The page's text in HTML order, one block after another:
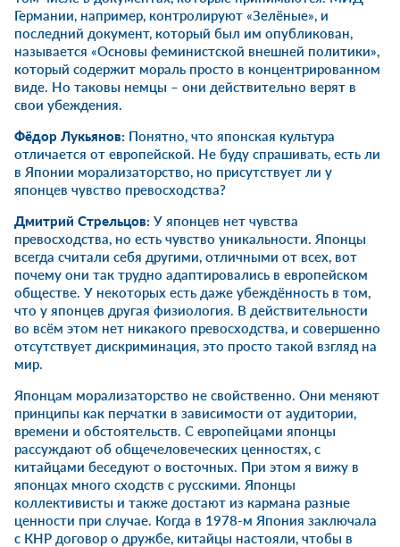
Германии, например, контролируют «Зелёные», и
последний документ, который был им опубликован,
называется «Основы феминистской внешней политики»,
который содержит мораль просто в концентрированном
виде. Но таковы немцы – они действительно верят в
свои убеждения.
Фёдор Лукьянов: Понятно, что японская культура
отличается от европейской. Не буду спрашивать, есть ли
в Японии морализаторство, но присутствует ли у
японцев чувство превосходства?
Дмитрий Стрельцов: У японцев нет чувства
превосходства, но есть чувство уникальности. Японцы
всегда считали себя другими, отличными от всех, вот
почему они так трудно адаптировались в европейском
обществе. У некоторых есть даже убеждённость в том,
что у японцев другая физиология. В действительности
во всём этом нет никакого превосходства, и совершенно
отсутствует дискриминация, это просто такой взгляд на
мир.
Японцам морализаторство не свойственно. Они меняют
принципы как перчатки в зависимости от аудитории,
времени и обстоятельств. С европейцами японцы
рассуждают об общечеловеческих ценностях, с
китайцами беседуют о восточных. При этом я вижу в
японцах много сходств с русскими. Японцы
коллективисты и также достают из кармана разные
ценности при случае. Когда в 1978-м Япония заключала
с КНР договор о дружбе, китайцы настояли, чтобы в